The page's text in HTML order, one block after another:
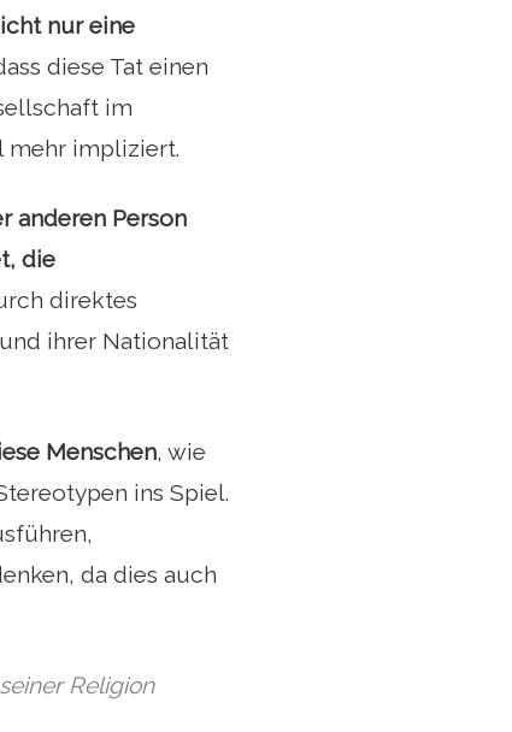
nur eine
diese Tat einen
im
mehr impliziert.
anderen Person
die
direktes
ihrer Nationalität
Menschen, wie
ins Spiel.
da dies auch
Religion